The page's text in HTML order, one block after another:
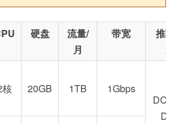
硬盘
流量/
月
带宽
推
核 20GB 1TB
1Gbps